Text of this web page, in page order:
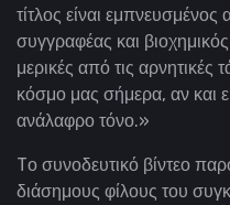
τίτλος είναι
συγγραφέας και
μερικές από τις αρνητικές
κόσμο μας σήμερα, αν και
ανάλαφρο τόνο.»
Tο συνοδευτικό βίντεο
διάσημους φίλους του